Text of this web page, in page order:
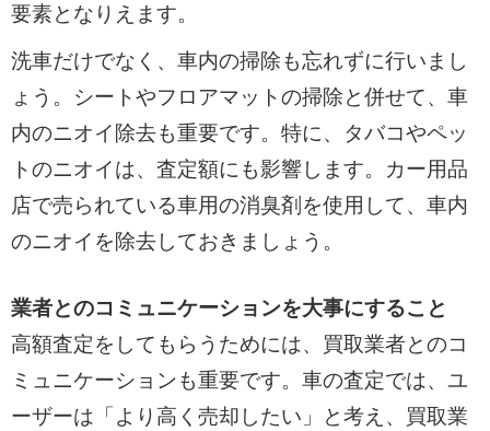
要素となりえます。
洗車だけでなく、車内の掃除も忘れずに行いまし
ょう。シートやフロアマットの掃除と併せて、車
内のニオイ除去も重要です。特に、タバコやペッ
トのニオイは、査定額にも影響します。カー用品
店で売られている車用の消臭剤を使用して、車内
のニオイを除去しておきましょう。
業者とのコミュニケーションを大事にすること
高額査定をしてもらうためには、買取業者とのコ
ミュニケーションも重要です。車の査定では、ユ
ーザーは「より高く売却したい」と考え、買取業